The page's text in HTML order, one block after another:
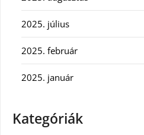
2025. július
2025. február
2025. január
Kategóriák